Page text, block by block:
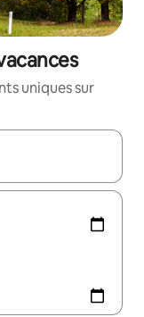
uniques sur
les flèches vers le